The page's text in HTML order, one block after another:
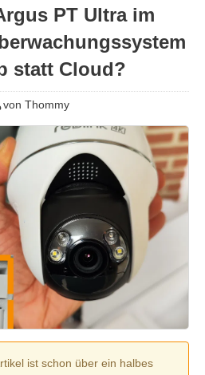
PT Ultra im
statt Cloud?
von Thommy
ist schon über ein halbes